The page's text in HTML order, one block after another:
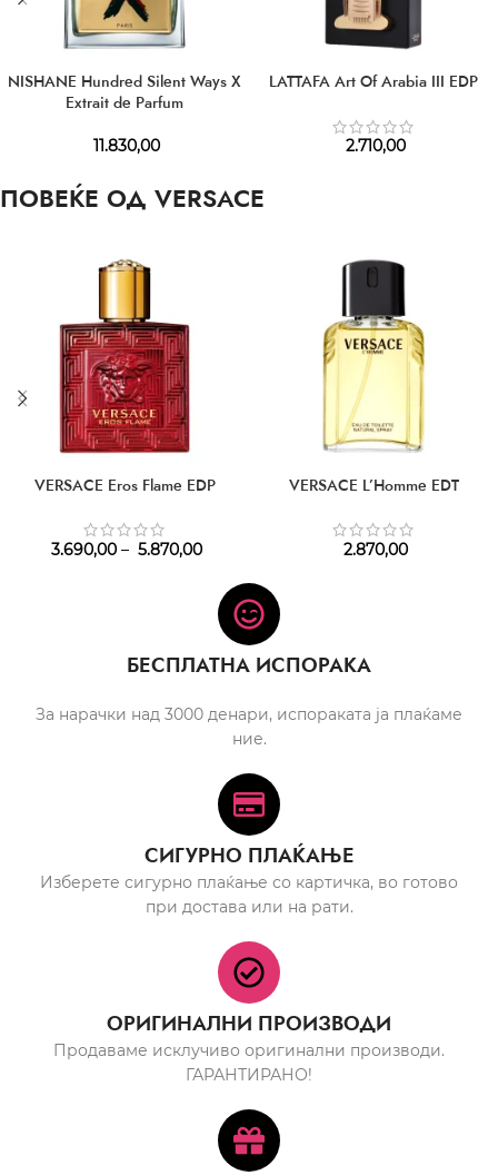
NISHANE Hundred Silent Ways X
Extrait de Parfum
11.830,00
LATTAFA Art Of Arabia III EDP
2.710,00
ПОВЕЌЕ ОД VERSACE
VERSACE Eros Flame EDP
3.690,00 – 5.870,00
VERSACE L’Homme EDT
2.870,00
БЕСПЛАТНА ИСПОРАКА
За нарачки над 3000 денари, испораката ја плаќаме
ние.
СИГУРНО ПЛАЌАЊЕ
Изберете сигурно плаќање со картичка, во готово
при достава или на рати.
ОРИГИНАЛНИ ПРОИЗВОДИ
Продаваме исклучиво оригинални производи.
ГАРАНТИРАНО!